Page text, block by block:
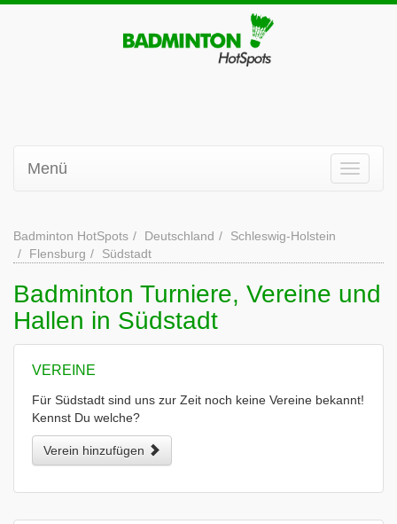
Menü
Badminton HotSpots Deutschland
Schleswig-Holstein
Flensburg
Südstadt
Badminton Turniere, Vereine und
Hallen in Südstadt
VEREINE
Für Südstadt sind uns zur Zeit noch keine Vereine bekannt!
Kennst Du welche?
Verein hinzufügen